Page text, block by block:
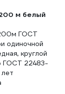
м белый
ГОСТ
одиночной
круглой
ГОСТ 22483-